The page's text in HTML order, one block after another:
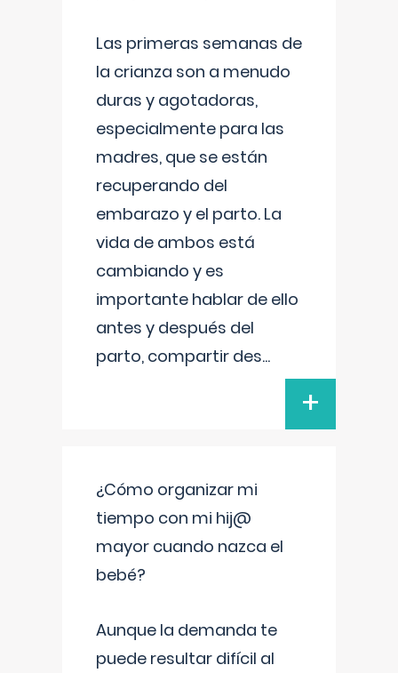
Las primeras semanas de
la crianza son a menudo
duras y agotadoras,
especialmente para las
madres, que se están
recuperando del
embarazo y el parto. La
vida de ambos está
cambiando y es
importante hablar de ello
antes y después del
parto, compartir des...
+
¿Cómo organizar mi
tiempo con mi hij@
mayor cuando nazca el
bebé?
Aunque la demanda te
puede resultar difícil al